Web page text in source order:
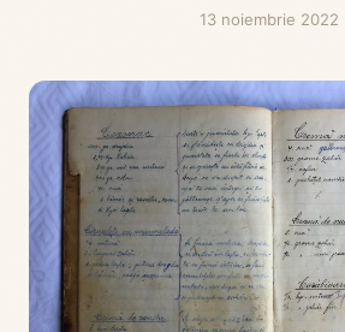
13 noiembrie 2022